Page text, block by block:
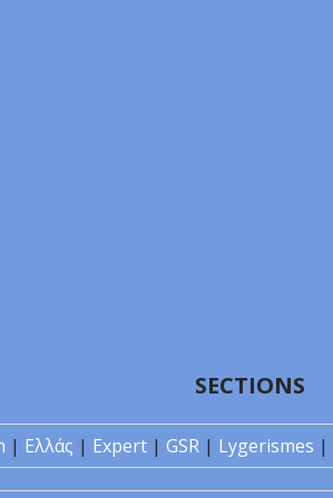
SECTIONS
| Ελλάς | Expert | GSR | Lygerismes |